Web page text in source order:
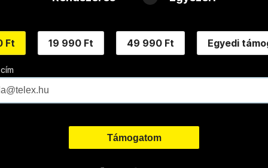
Ft 19 990 Ft 49 990 Ft Egyedi